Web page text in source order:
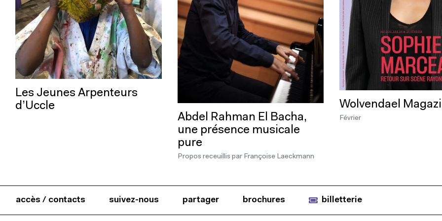
Les Jeunes Arpenteurs
d’Uccle
Abdel Rahman El Bacha,
une présence musicale
pure
Propos receuillis par Françoise Laeckmann
Wolvendael
Février
accès / contacts suivez-nous partager brochures billetterie